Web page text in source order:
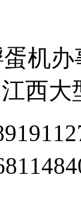
机办
西